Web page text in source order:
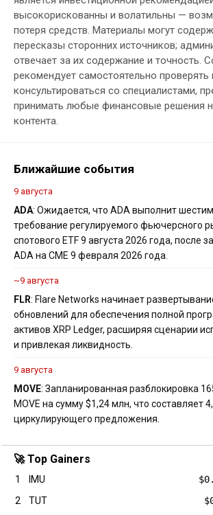
высокорискованны и волатильны —
потеря средств. Материалы могут
пересказы сторонних источников;
отвечает за их содержание и точность.
рекомендует самостоятельно
консультироваться со специалистами,
принимать любые финансовые решения
контента.
Ближайшие события
9 августа
ADA: Ожидается, что ADA выполнит
требование регулируемого фьючерсного
спотового ETF 9 августа 2026 года, после
ADA на CME 9 февраля 2026 года.
~9 августа
FLR: Flare Networks начинает
обновлений для обеспечения полной
активов XRP Ledger, расширяя сценарии
и привлекая ликвидность.
9 августа
MOVE: Запланированная разблокировка
MOVE на сумму $1,24 млн, что составляет
циркулирующего предложения.
🚀 Top Gainers
1 IMU
2
TUT